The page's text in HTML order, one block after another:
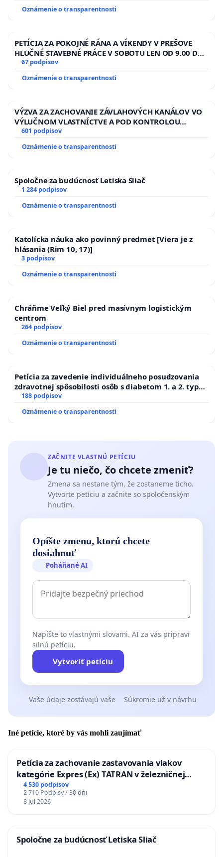
Oznámenie o transparentnosti
PETÍCIA ZA POKOJNÉ RÁNA A VÍKENDY V PREŠOVE
HLUČNÉ STAVEBNÉ PRÁCE V SOBOTU LEN OD 9.00 DO
13.00 HOD., CEZ PRACOVNÝ TÝŽDEŇ CIEĽ 8.00 – 18.00
ĎUMBIERSKEJ/MAGU
67 podpisov
Oznámenie o transparentnosti
VÝZVA ZA ZACHOVANIE ZÁVLAHOVÝCH KANÁLOV VO
VÝLUČNOM VLASTNÍCTVE A POD KONTROLOU
SLOVENSKEJ REPUBLIKY & žiadosť na riešenie
kanálov na Slovensku
601 podpisov
Oznámenie o transparentnosti
Spoločne za budúcnosť Letiska Sliač
1 284 podpisov
Oznámenie o transparentnosti
Katolícka náuka ako povinný predmet [Viera je z
hlásania (Rim 10, 17)]
3 podpisov
Oznámenie o transparentnosti
Chráňme Veľký Biel pred masívnym logistickým
centrom
264 podpisov
Oznámenie o transparentnosti
Petícia za zavedenie individuálneho posudzovania
zdravotnej spôsobilosti osôb s diabetom 1. a 2. typu
pri prijímaní do Policajného zboru SR
188 podpisov
Oznámenie o transparentnosti
ZAČNITE VLASTNÚ PETÍCIU
Je tu niečo, čo chcete zmeniť?
Zmena sa nestane tým, že zostaneme ticho.
Vytvorte petíciu a začnite so spoločenským
hnutím.
Opíšte zmenu, ktorú chcete
dosiahnuť
Poháňané AI
Napíšte to vlastnými slovami. AI za vás pripraví
silnú petíciu.
Vytvoriť petíciu
Vaše údaje zostávajú vaše Súkromie už v návrhu
Iné petície, ktoré by vás mohli zaujímať
Petícia za zachovanie zastavovania vlakov
kategórie Expres (Ex) TATRAN v železničnej
stanici Púchov
4 530 podpisov
2 710 Podpisy / 30 dni
8 Jul 2026
Spoločne za budúcnosť Letiska Sliač